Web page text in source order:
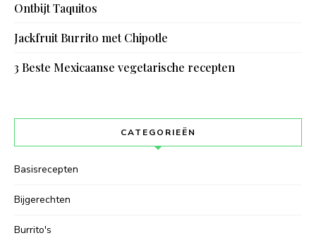
Ontbijt Taquitos
Jackfruit Burrito met Chipotle
3 Beste Mexicaanse vegetarische recepten
CATEGORIEËN
Basisrecepten
Bijgerechten
Burrito's